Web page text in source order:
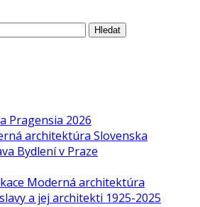
Pragensia 2026
architektúra Slovenska
Bydlení v Praze
Moderná architektúra
a jej architekti 1925-2025